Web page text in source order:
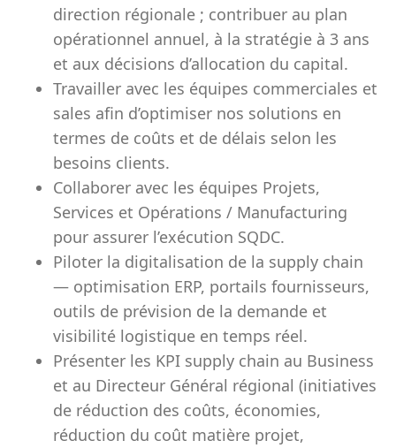
direction régionale ; contribuer au plan
opérationnel annuel, à la stratégie à 3 ans
et aux décisions d’allocation du capital.
Travailler avec les équipes commerciales et
sales afin d’optimiser nos solutions en
termes de coûts et de délais selon les
besoins clients.
Collaborer avec les équipes Projets,
Services et Opérations / Manufacturing
pour assurer l’exécution SQDC.
Piloter la digitalisation de la supply chain
— optimisation ERP, portails fournisseurs,
outils de prévision de la demande et
visibilité logistique en temps réel.
Présenter les KPI supply chain au Business
et au Directeur Général régional (initiatives
de réduction des coûts, économies,
réduction du coût matière projet,